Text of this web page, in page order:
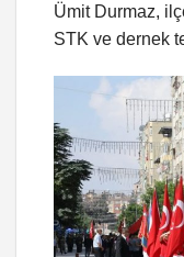
Ümit Durmaz,
STK ve dernek